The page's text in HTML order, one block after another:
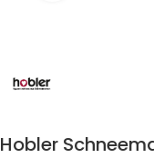
Hobler